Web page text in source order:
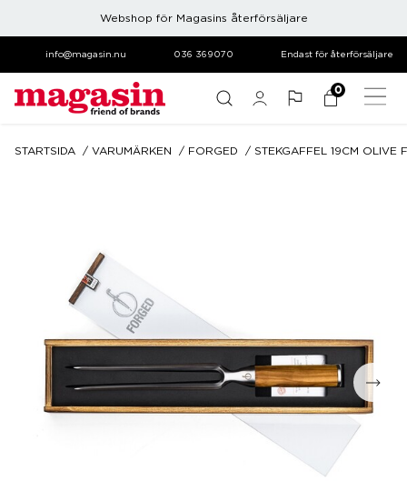
Webshop för Magasins återförsäljare
info@magasin.nu 036 369070 Endast för återförsäljare
0
STARTSIDA VARUMÄRKEN FORGED STEKGAFFEL 19CM OLIVE